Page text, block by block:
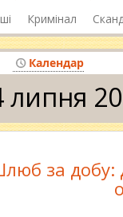
Кримінал
Календар
за добу: